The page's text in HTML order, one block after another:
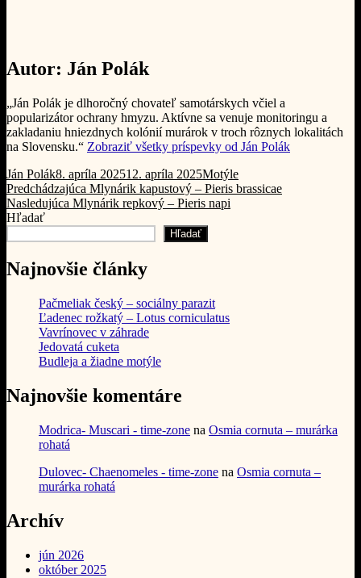
Autor: Ján Polák
„Ján Polák je dlhoročný chovateľ samotárskych včiel a
popularizátor ochrany hmyzu. Aktívne sa venuje monitoringu a
zakladaniu hniezdnych kolónií murárok v troch rôznych lokalitách
na Slovensku.“ Zobraziť všetky príspevky od Ján Polák
Autor
Ján PolákPublikované
8. apríla 202512. apríla 2025Kategórie
Motýle
Navigácia
v
článku
Predchádzajúca Predchádzajúci
článok:
Mlynárik kapustový – Pieris brassicae
Nasledujúca Ďalší
Mlynárik repkový – Pieris napi
Hľadať
Hľadať
Najnovšie články
Pačmeliak český – sociálny parazit
Ľadenec rožkatý – Lotus corniculatus
Vavrínovec v záhrade
Jedovatá cuketa
Budleja a žiadne motýle
Najnovšie komentáre
Modrica- Muscari - time-zone na Osmia cornuta – murárka
rohatá
Dulovec- Chaenomeles - time-zone na Osmia cornuta –
murárka rohatá
Archív
jún 2026
október 2025